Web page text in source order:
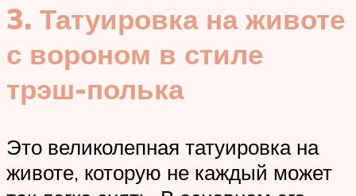
3. Татуировка на животе
с вороном в стиле
трэш-полька
Это великолепная татуировка на
животе, которую не каждый может